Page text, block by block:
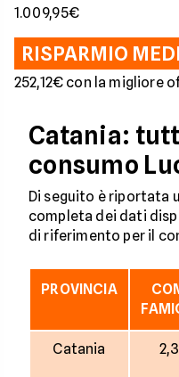
1.009,95€
RISPARMIO
252,12€ con la migliore
Catania:
consumo
Di seguito è riportata
completa dei dati
di riferimento per il
PROVINCIA
Catania